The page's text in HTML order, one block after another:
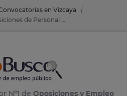
en Vizcaya
Convocatoria de 2 plazas: Oposiciones de Personal Servicios en Portugalete (Vizcaya)
Nº1 de Oposiciones y Empleo